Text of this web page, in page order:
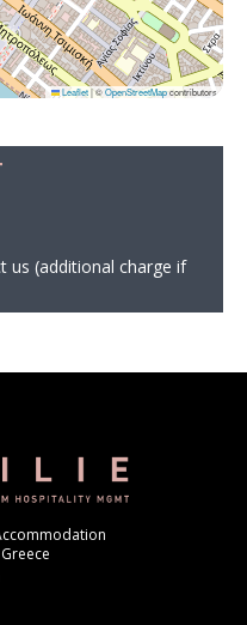
Leaflet|©OpenStreetMapcontributors
us (additional charge if